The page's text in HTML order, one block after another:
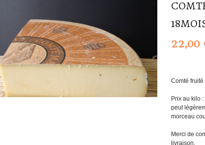
22,00
Comté fruité
Prix au kilo
peut
morceau
Merci de
livraison.